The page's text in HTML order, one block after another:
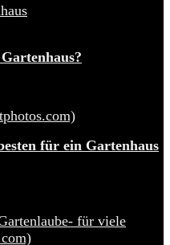
für ein Gartenhaus